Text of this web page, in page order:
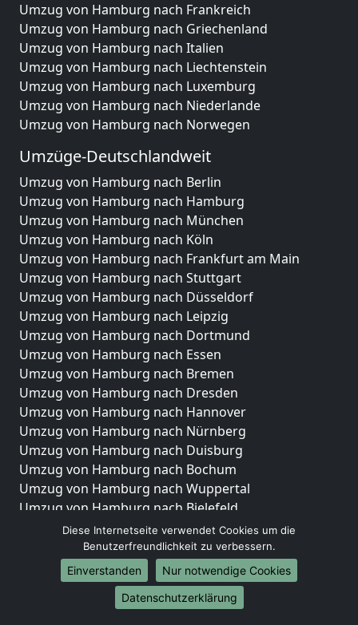
Umzug von Hamburg nach Frankreich
Umzug von Hamburg nach Griechenland
Umzug von Hamburg nach Italien
Umzug von Hamburg nach Liechtenstein
Umzug von Hamburg nach Luxemburg
Umzug von Hamburg nach Niederlande
Umzug von Hamburg nach Norwegen
Umzüge-Deutschlandweit
Umzug von Hamburg nach Berlin
Umzug von Hamburg nach Hamburg
Umzug von Hamburg nach München
Umzug von Hamburg nach Köln
Umzug von Hamburg nach Frankfurt am Main
Umzug von Hamburg nach Stuttgart
Umzug von Hamburg nach Düsseldorf
Umzug von Hamburg nach Leipzig
Umzug von Hamburg nach Dortmund
Umzug von Hamburg nach Essen
Umzug von Hamburg nach Bremen
Umzug von Hamburg nach Dresden
Umzug von Hamburg nach Hannover
Umzug von Hamburg nach Nürnberg
Umzug von Hamburg nach Duisburg
Umzug von Hamburg nach Bochum
Umzug von Hamburg nach Wuppertal
Umzug von Hamburg nach Bielefeld
Umzug von Hamburg nach Bonn
Umzug von Hamburg nach Münster
Internationale-Umzüge
Umzug von Hamburg nach Brasilien
Diese Internetseite verwendet Cookies um die
Benutzerfreundlichkeit zu verbessern.
Einverstanden
Nur notwendige Cookies
Datenschutzerklärung